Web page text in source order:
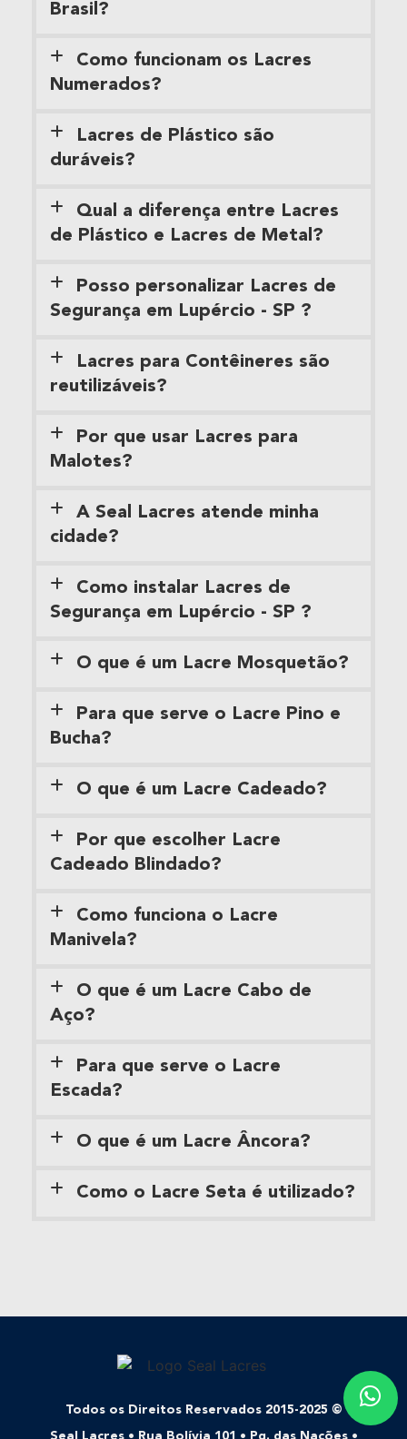
Brasil?
Como funcionam os Lacres
Numerados?
Lacres de Plástico são
duráveis?
Qual a diferença entre Lacres
de Plástico e Lacres de Metal?
Posso personalizar Lacres de
Segurança em Lupércio - SP ?
Lacres para Contêineres são
reutilizáveis?
Por que usar Lacres para
Malotes?
A Seal Lacres atende minha
cidade?
Como instalar Lacres de
Segurança em Lupércio - SP ?
O que é um Lacre Mosquetão?
Para que serve o Lacre Pino e
Bucha?
O que é um Lacre Cadeado?
Por que escolher Lacre
Cadeado Blindado?
Como funciona o Lacre
Manivela?
O que é um Lacre Cabo de
Aço?
Para que serve o Lacre
Escada?
O que é um Lacre Âncora?
Como o Lacre Seta é utilizado?
Todos os Direitos Reservados 2015-2025 ©